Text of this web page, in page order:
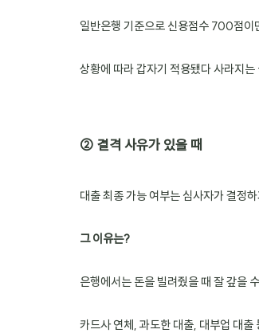
일반은행 기준으로 신용점수 700점
상황에 따라 갑자기 적용됐다 사라지
② 결격 사유가 있을 때
대출 최종 가능 여부는 심사자가 결정하
그 이유는?
은행에서는 돈을 빌려줬을 때 잘 갚을
카드사 연체, 과도한 대출, 대부업 대출